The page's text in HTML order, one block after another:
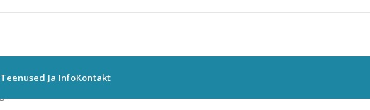
Teenused Ja InfoKontakt